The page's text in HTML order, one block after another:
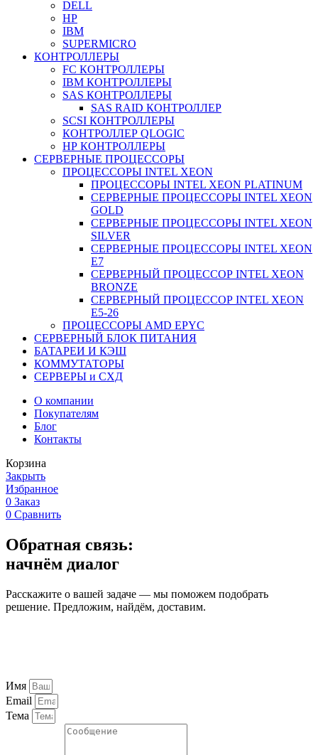
DELL
HP
IBM
SUPERMICRO
КОНТРОЛЛЕРЫ
FC КОНТРОЛЛЕРЫ
IBM КОНТРОЛЛЕРЫ
SAS КОНТРОЛЛЕРЫ
SAS RAID КОНТРОЛЛЕР
SCSI КОНТРОЛЛЕРЫ
КОНТРОЛЛЕР QLOGIC
НР КОНТРОЛЛЕРЫ
СЕРВЕРНЫЕ ПРОЦЕССОРЫ
ПРОЦЕССОРЫ INTEL XEON
ПРОЦЕССОРЫ INTEL XEON PLATINUM
СЕРВЕРНЫЕ ПРОЦЕССОРЫ INTEL XEON
GOLD
СЕРВЕРНЫЕ ПРОЦЕССОРЫ INTEL XEON
SILVER
СЕРВЕРНЫЕ ПРОЦЕССОРЫ INTEL XEON
Е7
СЕРВЕРНЫЙ ПРОЦЕССОР INTEL XEON
BRONZE
СЕРВЕРНЫЙ ПРОЦЕССОР INTEL XEON
Е5-26
ПРОЦЕССОРЫ AMD EPYC
СЕРВЕРНЫЙ БЛОК ПИТАНИЯ
БАТАРЕИ И КЭШ
КОММУТАТОРЫ
СЕРВЕРЫ и СХД
О компании
Покупателям
Блог
Контакты
Корзина
Закрыть
Избранное
0 Заказ
0 Сравнить
Обратная связь:
начнём диалог
Расскажите о вашей задаче — мы поможем подобрать
решение. Предложим, найдём, доставим.
Имя
Email
Тема